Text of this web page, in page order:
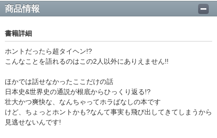
商品情報
書籍詳細
ホントだったら超タイヘン!?
こんなことを語れるのはこの2人以外にありえません!!
ほかでは話せなかったここだけの話
日本史&世界史の通説が根底からひっくり返る!?
壮大かつ爽快な、なんちゃってホラばなしの本です
けど、ちょっとホントかも?なんて事実も飛び出してきてしまうから
見逃せないんです!